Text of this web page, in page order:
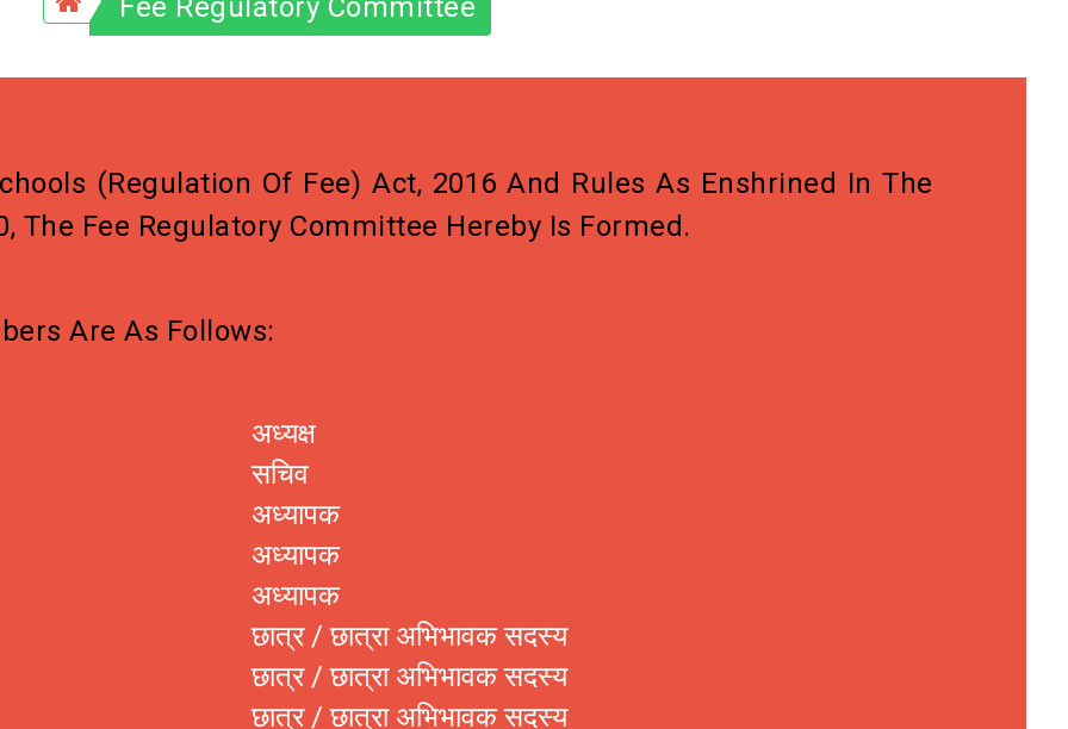
Fee Regulatory Committee
(Regulation Of Fee) Act, 2016 And Rules As Enshrined In The
The Fee Regulatory Committee Hereby Is Formed.
Are As Follows:
अध्यक्ष
सचिव
अध्यापक
अध्यापक
अध्यापक
छात्र / छात्रा अभिभावक सदस्य
छात्र / छात्रा अभिभावक सदस्य
छात्र / छात्रा अभिभावक सदस्य